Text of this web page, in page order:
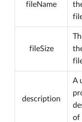
fileName
fileSize
description
A
of